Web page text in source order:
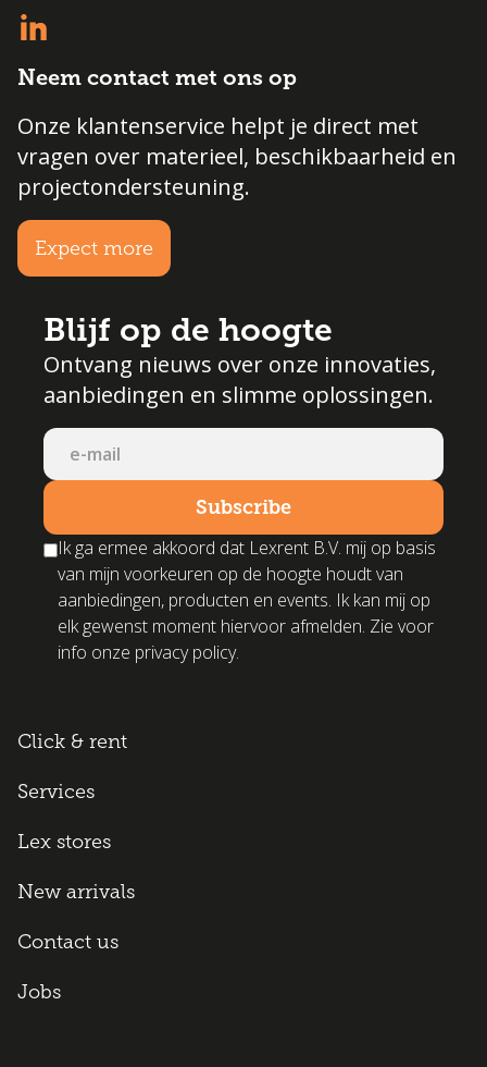
Neem contact met ons op
Onze klantenservice helpt je direct met
vragen over materieel, beschikbaarheid en
projectondersteuning.
Expect more
Blijf op de hoogte
Ontvang nieuws over onze innovaties,
aanbiedingen en slimme oplossingen.
Ik ga ermee akkoord dat Lexrent B.V. mij op basis
van mijn voorkeuren op de hoogte houdt van
aanbiedingen, producten en events. Ik kan mij op
elk gewenst moment hiervoor afmelden. Zie voor
info onze privacy policy.
Click & rent
Services
Lex stores
New arrivals
Contact us
Jobs